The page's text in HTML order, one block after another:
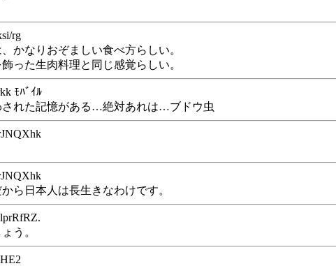
rg
かなりおぞましい食べ方らしい。
った生肉料理と同じ感覚らしい。
ﾓﾊﾞｲﾙ
れた記憶がある…絶対あれは…ブドウ虫
ら日本人は長生きなわけです。
う。